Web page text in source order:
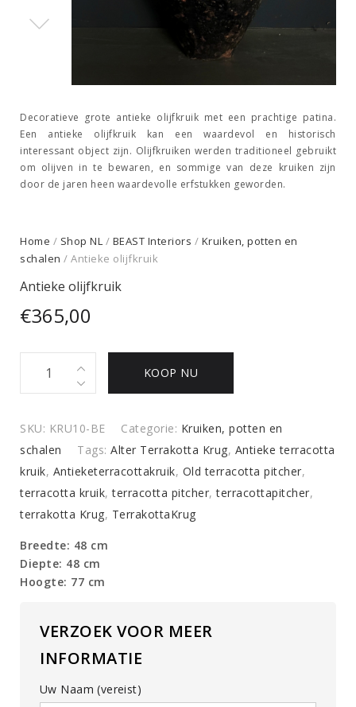
Decoratieve grote antieke olijfkruik met een prachtige patina.
Een antieke olijfkruik kan een waardevol en historisch
interessant object zijn. Olijfkruiken werden traditioneel gebruikt
om olijven in te bewaren, en sommige van deze kruiken zijn
door de jaren heen waardevolle erfstukken geworden.
Home / Shop NL / BEAST Interiors / Kruiken, potten en
schalen / Antieke olijfkruik
Antieke olijfkruik
€365,00
KOOP NU
SKU: KRU10-BE Categorie: Kruiken, potten en
schalen
Tags: Alter Terrakotta Krug, Antieke terracotta
kruik, Antieketerracottakruik, Old terracotta pitcher,
terracotta kruik,terracotta pitcher,terracottapitcher,
terrakotta Krug, TerrakottaKrug
Breedte: 48 cm
Diepte: 48 cm
Hoogte: 77 cm
VERZOEK VOOR MEER
INFORMATIE
Uw Naam (vereist)